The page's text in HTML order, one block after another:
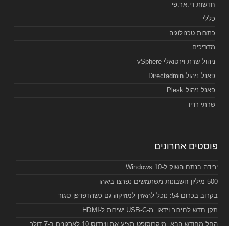
חדשות די.אר.פי
כללי
כתבות טכנולוגיה
מדריכים
ניהול שרת וירטואלי vSphere
פאנל ניהול Directadmin
פאנל ניהול Plesk
שרתי רדיו
פוסטים אחרונים
ירידה בנתח השוק ל-Windows 10
500 מיליון חשבונות משתמשים נפרצו ביאהו
בקרוב בכרום 54: נוכל להאזין למוזיקה גם כשהדפדפן סגור
תקן חדש לחיבור וידאו: מ-USB-C ישירות ל-HDMI
החל מחודש הבא: מיקרוסופט תציע את ווינדוס 10 לארגונים ב-7 דולר